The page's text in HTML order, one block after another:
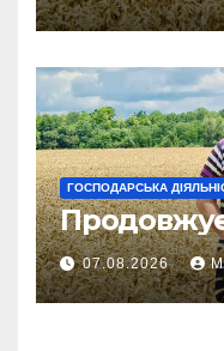
справжнє
ГОСПОДАРСЬКА
07.08.2026